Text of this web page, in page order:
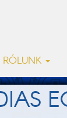
RÓLUNK